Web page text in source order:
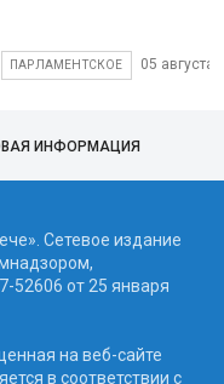
ПАРЛАМЕНТСКОЕ 05 августа
ИНФОРМАЦИЯ
Сетевое издание
52606 от 25 января
на веб-сайте
в соответствии с